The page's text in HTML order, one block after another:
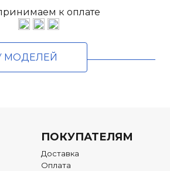
к оплате
МОДЕЛЕЙ
ПОКУПАТЕЛЯМ
Доставка
Оплата